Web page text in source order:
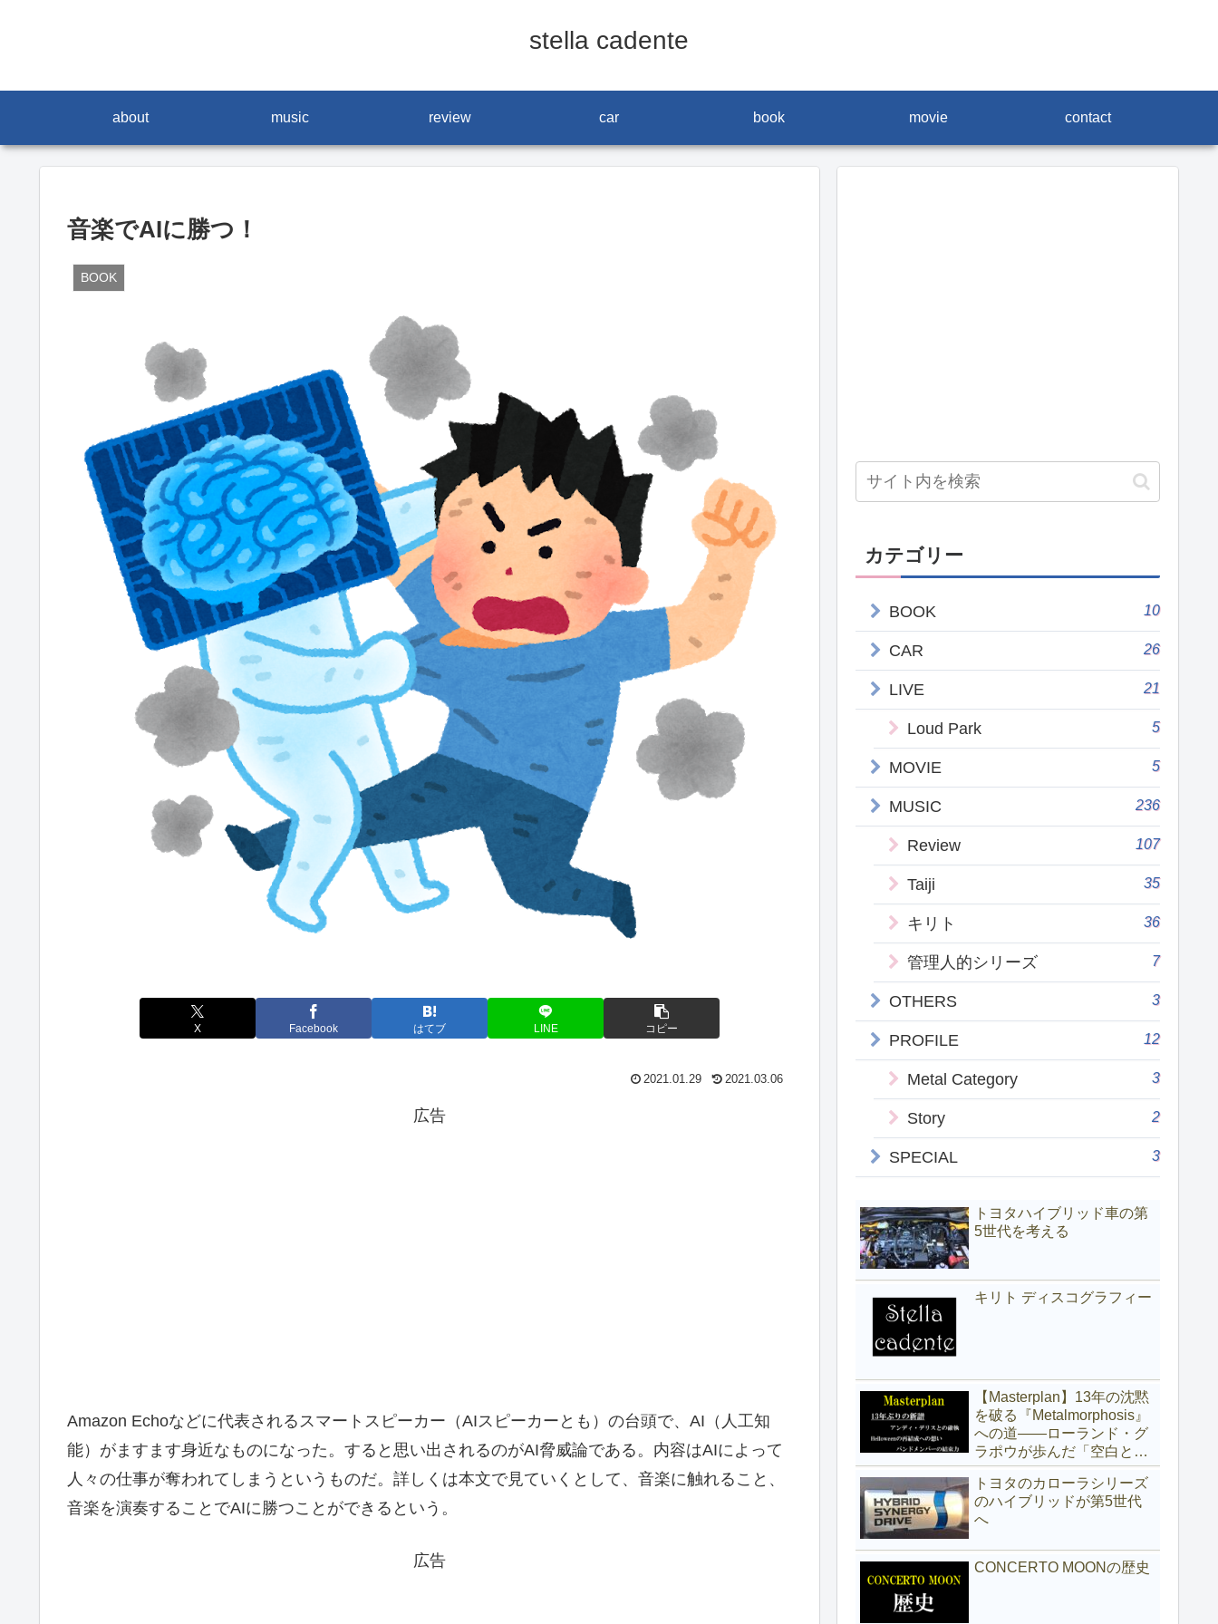
stella cadente
about music review car book movie contact
音楽でAIに勝つ！
BOOK
X Facebook はてブ LINE コピー
2021.01.29 2021.03.06
広告
Amazon Echoなどに代表されるスマートスピーカー（AIスピーカーとも）の台頭で、AI（人工知
能）がますます身近なものになった。すると思い出されるのがAI脅威論である。内容はAIによって
人々の仕事が奪われてしまうというものだ。詳しくは本文で見ていくとして、音楽に触れること、
音楽を演奏することでAIに勝つことができるという。
広告
カテゴリー
BOOK 10
CAR 26
LIVE 21
Loud Park 5
MOVIE 5
MUSIC 236
Review 107
Taiji 35
キリト 36
管理人的シリーズ 7
OTHERS 3
PROFILE 12
Metal Category 3
Story 2
SPECIAL 3
トヨタハイブリッド車の第
5世代を考える
キリト ディスコグラフィー
【Masterplan】13年の沈黙
を破る『Metalmorphosis』
への道——ローランド・グ
ラポウが歩んだ「空白と真
実」の記録
トヨタのカローラシリーズ
のハイブリッドが第5世代
へ
CONCERTO MOONの歴史